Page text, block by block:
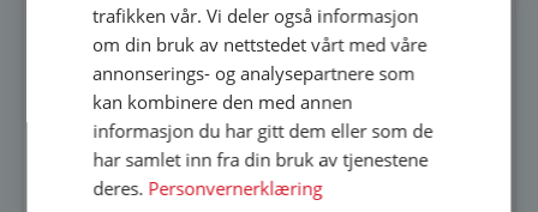
trafikken vår. Vi deler også informasjon
om din bruk av nettstedet vårt med våre
annonserings- og analysepartnere som
kan kombinere den med annen
informasjon du har gitt dem eller som de
har samlet inn fra din bruk av tjenestene
deres. Personvernerklæring